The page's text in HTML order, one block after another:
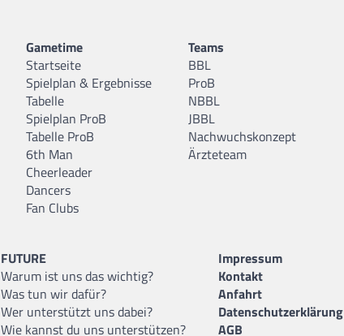
Gametime
Startseite
Spielplan & Ergebnisse
Tabelle
Spielplan ProB
Tabelle ProB
6th Man
Cheerleader
Dancers
Fan Clubs
Teams
BBL
ProB
NBBL
JBBL
Nachwuchskonzept
Ärzteteam
FUTURE
Warum ist uns das wichtig?
Was tun wir dafür?
Wer unterstützt uns dabei?
Wie kannst du uns unterstützen?
Impressum
Kontakt
Anfahrt
Datenschutzerklärung
AGB